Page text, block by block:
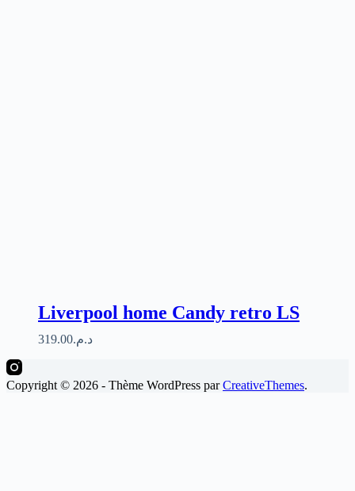
Liverpool home Candy retro LS
د.م.319.00
Copyright © 2026 - Thème WordPress parCreativeThemes.